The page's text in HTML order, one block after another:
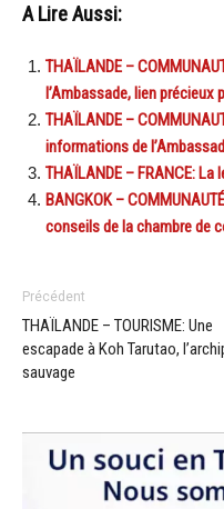
A Lire Aussi:
THAÏLANDE –
l’Ambassade, lien
THAÏLANDE –
informations de
THAÏLANDE – FRANCE:
BANGKOK –
conseils de la chambre de
Précédent
THAÏLANDE – TOURISME: Une
escapade à Koh Tarutao,
sauvage